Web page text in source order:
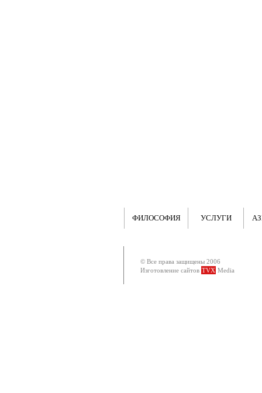
ФИЛОСОФИЯ УСЛУГИ
© Все права защищены 2006
Изготовление сайтов TVX Media